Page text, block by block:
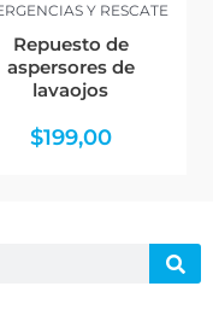
Y RESCATE
Repuesto de
aspersores de
lavaojos
$199,00